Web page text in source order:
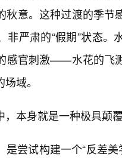
秋意。这种过渡的季节
非严肃的“假期”状态
感官刺激——水花的
域。
本身就是一种极具颠
尝试构建一个“反差